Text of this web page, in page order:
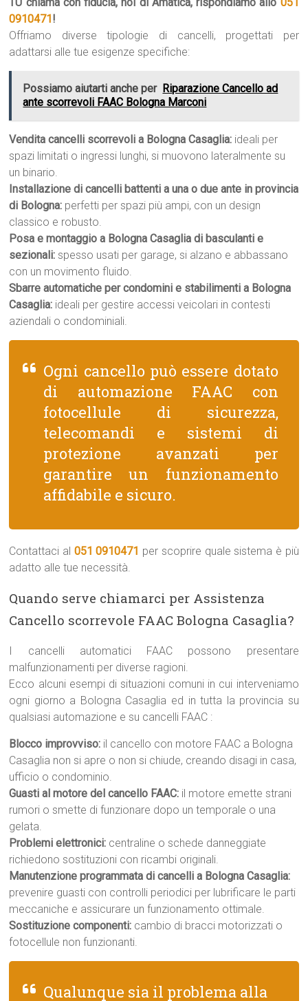
0910471!
Offriamo diverse tipologie di cancelli, progettati per
adattarsi alle tue esigenze specifiche:
Possiamo aiutarti anche per Riparazione Cancello ad
ante scorrevoli FAAC Bologna Marconi
Vendita cancelli scorrevoli a Bologna Casaglia: ideali per
spazi limitati o ingressi lunghi, si muovono lateralmente su
un binario.
Installazione di cancelli battenti a una o due ante in provincia
di Bologna: perfetti per spazi più ampi, con un design
classico e robusto.
Posa e montaggio a Bologna Casaglia di basculanti e
sezionali: spesso usati per garage, si alzano e abbassano
con un movimento fluido.
Sbarre automatiche per condomini e stabilimenti a Bologna
Casaglia: ideali per gestire accessi veicolari in contesti
aziendali o condominiali.
Ogni cancello può essere dotato
di automazione FAAC con
fotocellule di sicurezza,
telecomandi e sistemi di
protezione avanzati per
garantire un funzionamento
affidabile e sicuro.
Contattaci al 051 0910471 per scoprire quale sistema è più
adatto alle tue necessità.
Quando serve chiamarci per Assistenza
Cancello scorrevole FAAC Bologna Casaglia?
I cancelli automatici FAAC possono presentare
malfunzionamenti per diverse ragioni.
Ecco alcuni esempi di situazioni comuni in cui interveniamo
ogni giorno a Bologna Casaglia ed in tutta la provincia su
qualsiasi automazione e su cancelli FAAC :
Blocco improvviso: il cancello con motore FAAC a Bologna
Casaglia non si apre o non si chiude, creando disagi in casa,
ufficio o condominio.
Guasti al motore del cancello FAAC: il motore emette strani
rumori o smette di funzionare dopo un temporale o una
gelata.
Problemi elettronici: centraline o schede danneggiate
richiedono sostituzioni con ricambi originali.
Manutenzione programmata di cancelli a Bologna Casaglia:
prevenire guasti con controlli periodici per lubrificare le parti
meccaniche e assicurare un funzionamento ottimale.
Sostituzione componenti: cambio di bracci motorizzati o
fotocellule non funzionanti.
Qualunque sia il problema alla